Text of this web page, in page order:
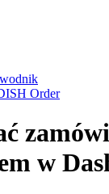
Order
w